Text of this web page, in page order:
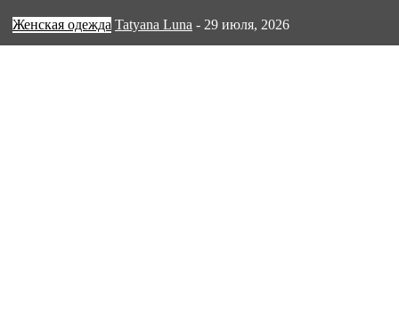
Женская одежда Tatyana Luna - 29 июля, 2026